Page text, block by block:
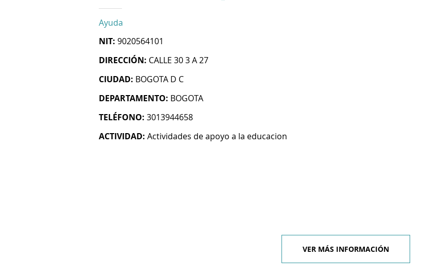
Ayuda
NIT: 9020564101
DIRECCIÓN: CALLE 30 3 A 27
CIUDAD: BOGOTA D C
DEPARTAMENTO: BOGOTA
TELÉFONO: 3013944658
ACTIVIDAD: Actividades de apoyo a la educacion
VER MÁS INFORMACIÓN